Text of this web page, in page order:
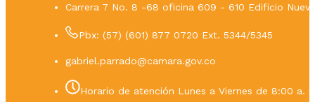
Carrera 7 No. 8 -68 oficina 609 - 610 Edificio
Pbx: (57) (601) 877 0720 Ext. 5344/5345
gabriel.parrado@camara.gov.co
Horario de atención Lunes a Viernes de 8:00 a.